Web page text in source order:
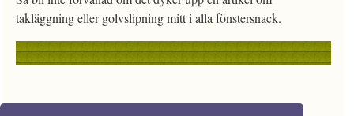
takläggning eller golvslipning mitt i alla fönstersnack.